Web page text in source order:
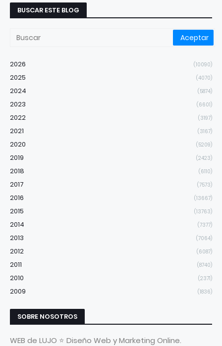
BUSCAR ESTE BLOG
2026 (10090)
2025 (4070)
2024 (5874)
2023 (6601)
2022 (3197)
2021 (3167)
2020 (5209)
2019 (2423)
2018 (6110)
2017 (7573)
2016 (13667)
2015 (13763)
2014 (7377)
2013 (7064)
2012 (6087)
2011 (8740)
2010 (2371)
2009 (1836)
SOBRE NOSOTROS
WEB de LUJO ⭐ Diseño Web y Marketing Online.